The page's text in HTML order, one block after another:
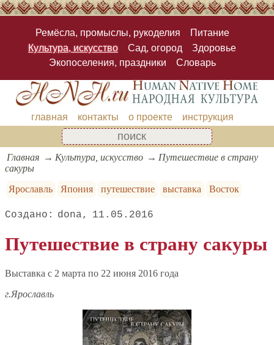
Ремёсла, промыслы, рукоделия
Питание
Культура, искусство
Сад, огород
Здоровье
Экопоселения, праздники
Словарь
главная контакты о проекте инструкция
Главная Культура, искусство
Путешествие в страну
сакуры
Ярославль
Япония путешествие выставка Восток
dona 11.05.2016
Путешествие в страну сакуры
Выставка c 2 марта по 22 июня 2016 года
г.Ярославль